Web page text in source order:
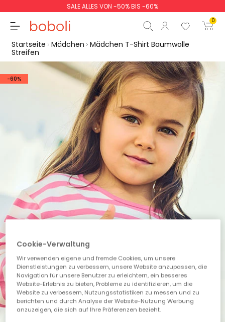
SALE ALLES VON -50% BIS -60%
0
0,00 €
Gesamtbetrag 0,00 €
weiter Start der Bestellung
Startseite Mädchen Mädchen T-Shirt Baumwolle
Streifen
-60%
Cookie-Verwaltung
Wir verwenden eigene und fremde Cookies, um unsere
Dienstleistungen zu verbessern, unsere Website anzupassen, die
Navigation für unsere Benutzer zu erleichtern, ein besseres
Website-Erlebnis zu bieten, Probleme zu identifizieren, um die
Website zu verbessern, Nutzungsstatistiken zu messen und zu
berichten und durch Analyse der Website-Nutzung Werbung
anzuzeigen, die sich auf Ihre Präferenzen bezieht.